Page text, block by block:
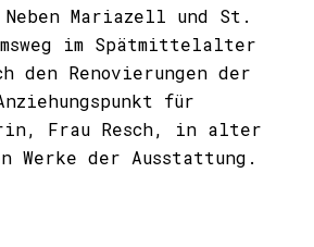
Mariazell und St.
im Spätmittelalter
den Renovierungen der
für
Frau Resch, in alter
der Ausstattung.